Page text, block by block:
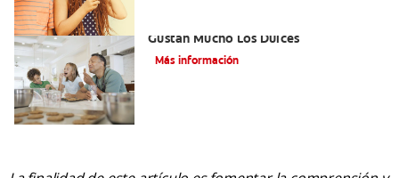
Gustan Mucho Los Dulces
Más información